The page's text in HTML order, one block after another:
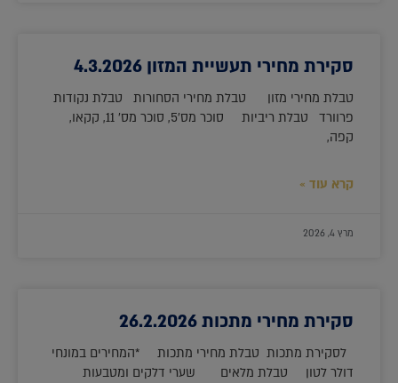
סקירת מחירי תעשיית המזון 4.3.2026
טבלת מחירי מזון טבלת מחירי הסחורות טבלת נקודות
פרוורד טבלת ריביות סוכר מס'5, סוכר מס' 11, קקאו,
קפה,
קרא עוד »
מרץ 4, 2026
סקירת מחירי מתכות 26.2.2026
לסקירת מתכות טבלת מחירי מתכות *המחירים במונחי
דולר לטון טבלת מלאים שערי דלקים ומטבעות